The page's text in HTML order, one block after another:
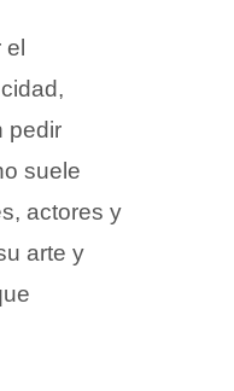
pedir
suele
actores y
arte y